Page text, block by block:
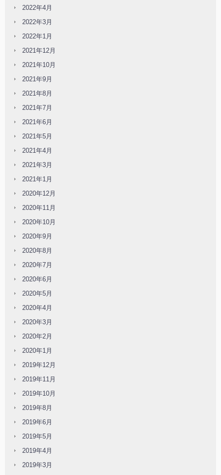
2022年4月
2022年3月
2022年1月
2021年12月
2021年10月
2021年9月
2021年8月
2021年7月
2021年6月
2021年5月
2021年4月
2021年3月
2021年1月
2020年12月
2020年11月
2020年10月
2020年9月
2020年8月
2020年7月
2020年6月
2020年5月
2020年4月
2020年3月
2020年2月
2020年1月
2019年12月
2019年11月
2019年10月
2019年8月
2019年6月
2019年5月
2019年4月
2019年3月